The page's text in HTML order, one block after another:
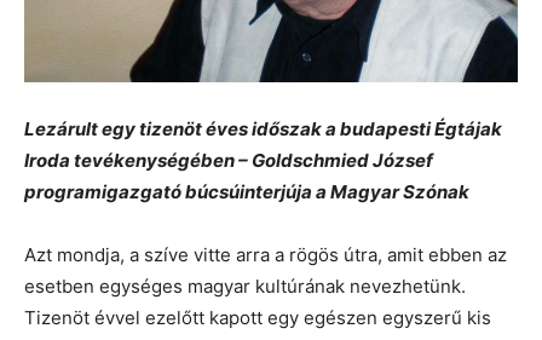
Lezárult egy tizenöt éves időszak a budapesti Égtájak
Iroda tevékenységében – Goldschmied József
programigazgató búcsúinterjúja a Magyar Szónak
Azt mondja, a szíve vitte arra a rögös útra, amit ebben az
esetben egységes magyar kultúrának nevezhetünk.
Tizenöt évvel ezelőtt kapott egy egészen egyszerű kis